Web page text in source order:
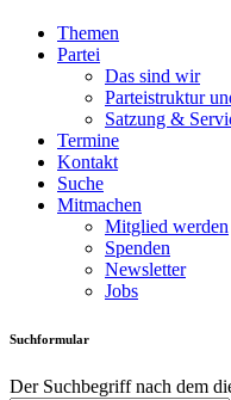
Themen
Partei
Das sind wir
Parteistruktur
Satzung &
Termine
Kontakt
Suche
Mitmachen
Mitglied werden
Spenden
Newsletter
Jobs
Suchformular
Der Suchbegriff nach dem